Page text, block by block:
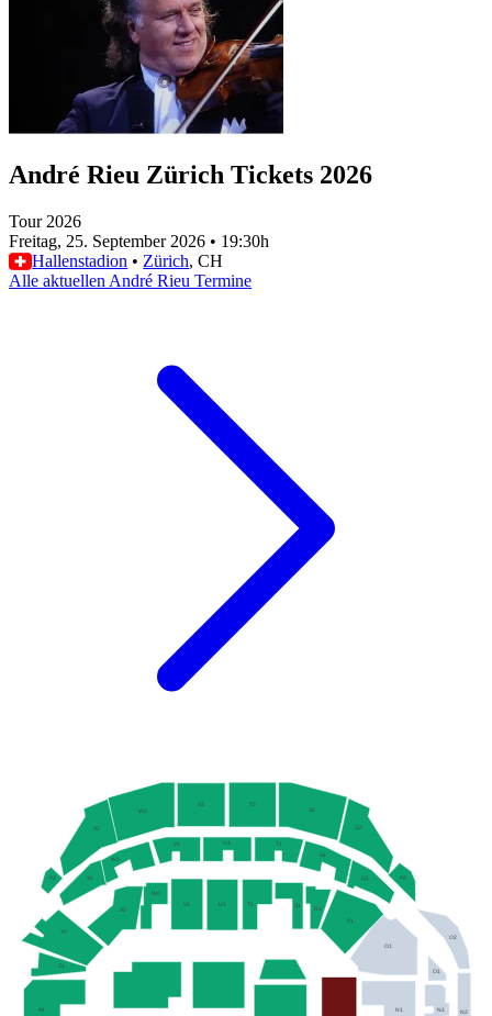
André Rieu Zürich Tickets 2026
Tour 2026
Freitag, 25. September 2026 • 19:30h
Hallenstadion • Zürich, CH
Alle aktuellen André Rieu Termine
Y2
X2
W2
V2 T2
S2
Q2
P2
O2
N2
X1
W1
V1 U1 T1
S1
Q1
O1
N1
Z1
Y0
X0
W0
V1 U1 T1 S1
R1
O1
N1
P1
A1